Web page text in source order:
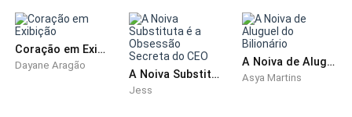
Coração em Exibição
Dayane Aragão
A Noiva Substituta é a Obsessão Secreta do CEO
Jess
A Noiva de Aluguel do Bilionário
Asya Martins